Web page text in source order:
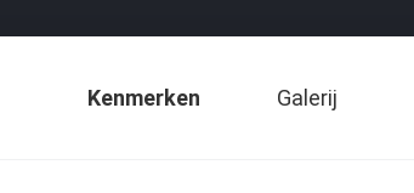
Kenmerken Galerij